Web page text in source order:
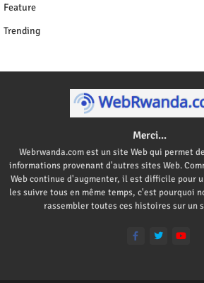
Feature
Trending
Merci...
Webrwanda.com est un site Web qui permet
informations provenant d'autres sites Web.
Web continue d'augmenter, il est difficile pour
les suivre tous en même temps, c'est pourquoi
rassembler toutes ces histoires sur un